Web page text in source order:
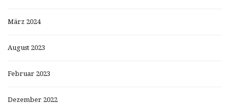
März 2024
August 2023
Februar 2023
Dezember 2022